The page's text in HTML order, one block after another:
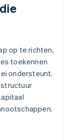
op te richten,
toekennen
ondersteunt.